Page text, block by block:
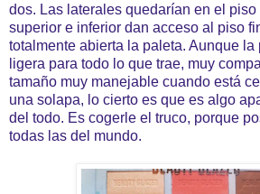
dos. Las laterales quedarían en el
superior e inferior dan acceso al piso
totalmente abierta la paleta. Aunque la
ligera para todo lo que trae, muy
tamaño muy manejable cuando está
una solapa, lo cierto es que es algo
del todo. Es cogerle el truco, porque
todas las del mundo.